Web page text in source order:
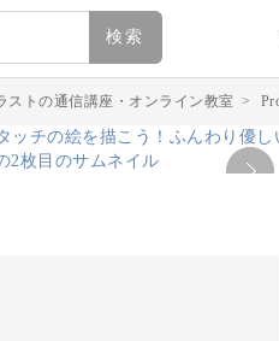
検索
ストの通信講座・オンライン教室 >